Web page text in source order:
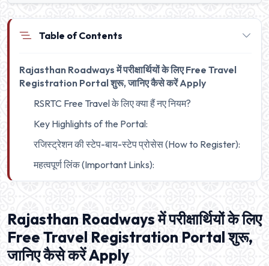
Table of Contents
Rajasthan Roadways में परीक्षार्थियों के लिए Free Travel
Registration Portal शुरू, जानिए कैसे करें Apply
RSRTC Free Travel के लिए क्या हैं नए नियम?
Key Highlights of the Portal:
रजिस्ट्रेशन की स्टेप-बाय-स्टेप प्रोसेस (How to Register):
महत्वपूर्ण लिंक (Important Links):
Rajasthan Roadways में परीक्षार्थियों के लिए
Free Travel Registration Portal शुरू,
जानिए कैसे करें Apply